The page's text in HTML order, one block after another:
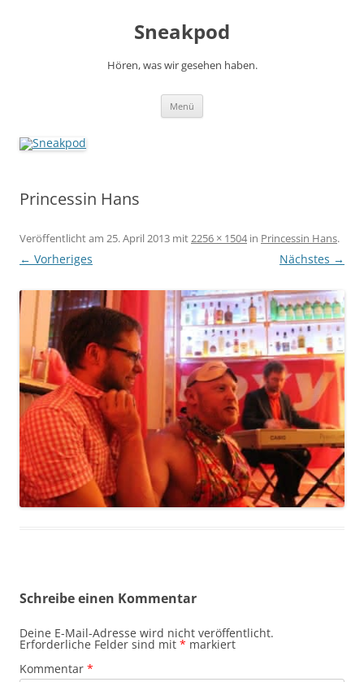
Sneakpod
Hören, was wir gesehen haben.
Menü
Princessin Hans
Veröffentlicht am 25. April 2013 mit2256 × 1504in Princessin Hans.
← Vorheriges Nächstes →
Schreibe einen Kommentar
Deine E-Mail-Adresse wird nicht veröffentlicht.
Erforderliche Felder sind mit * markiert
Kommentar *